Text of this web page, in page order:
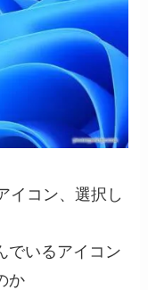
イコン、選択し
でいるアイコン
か